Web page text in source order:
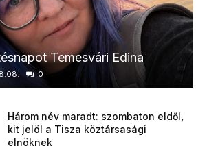
Temesvári Edina
0
Három név maradt: szombaton eldől,
kit jelöl a Tisza köztársasági
elnöknek